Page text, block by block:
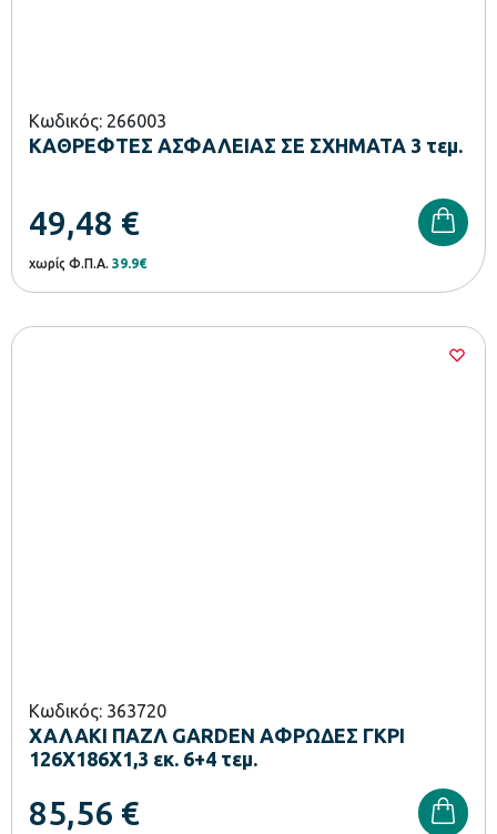
Κωδικός: 266003
ΚΑΘΡΕΦΤΕΣ ΑΣΦΑΛΕΙΑΣ ΣΕ ΣΧΗΜΑΤΑ 3 τεμ.
49,48 €
χωρίς Φ.Π.Α. 39.9€
Κωδικός: 363720
ΧΑΛΑΚΙ ΠΑΖΛ GARDEN ΑΦΡΩΔΕΣ ΓΚΡΙ
126Χ186Χ1,3 εκ. 6+4 τεμ.
85,56 €